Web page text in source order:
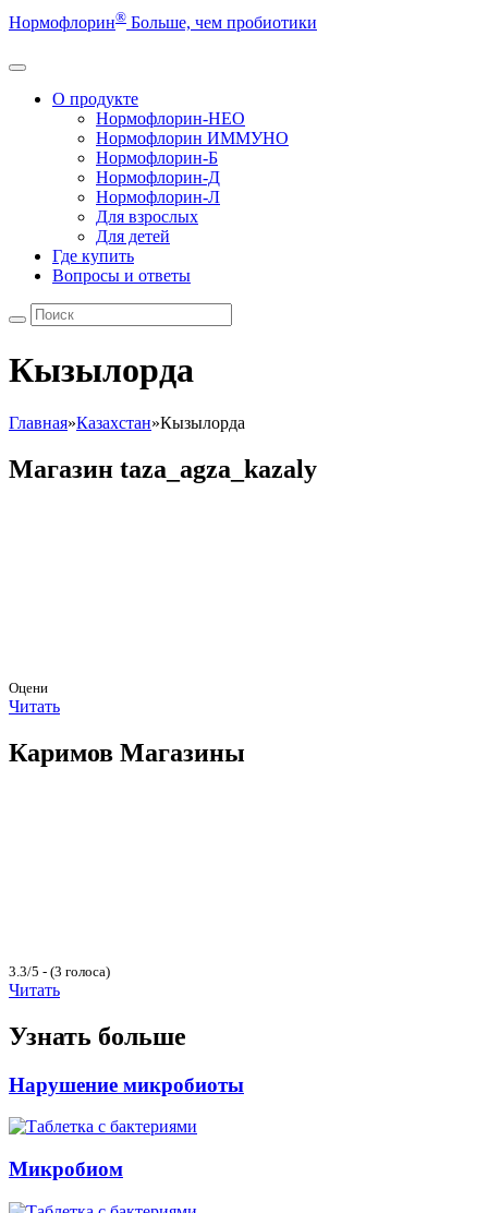
Нормофлорин® Больше, чем пробиотики
О продукте
Нормофлорин-НЕО
Нормофлорин ИММУНО
Нормофлорин-Б
Нормофлорин-Д
Нормофлорин-Л
Для взрослых
Для детей
Где купить
Вопросы и ответы
Кызылорда
Главная»Казахстан»Кызылорда
Магазин taza_agza_kazaly
Оцени
Читать
Каримов Магазины
3.3/5 - (3 голоса)
Читать
Узнать больше
Нарушение микробиоты
Микробиом